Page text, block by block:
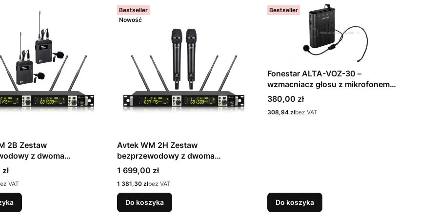
2B Zestaw
z dwoma
bodypack
VAT
Bestseller
Nowość
Avtek WM 2H Zestaw
bezprzewodowy z dwoma
mikrofonami doręcznymi
Cena
1 699,00 zł
Cena
1 381,30 złbez VAT
Do koszyka
Bestseller
Fonestar ALTA-VOZ-30 –
wzmacniacz głosu z mikrofonem
nagłownym
Cena
380,00 zł
Cena
308,94 złbez VAT
Do koszyka